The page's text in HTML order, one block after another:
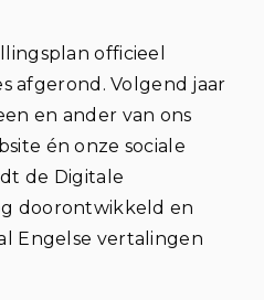
officieel
afgerond. Volgend jaar
en ander van ons
én onze sociale
de Digitale
doorontwikkeld en
Engelse vertalingen